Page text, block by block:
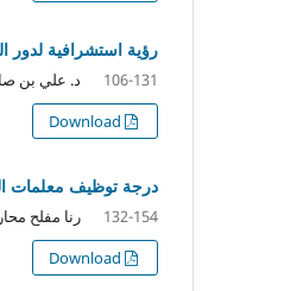
رؤية استشرافية لدور
د. علي بن
106-131
درجة توظيف معلمات
رنا مفلح
132-154